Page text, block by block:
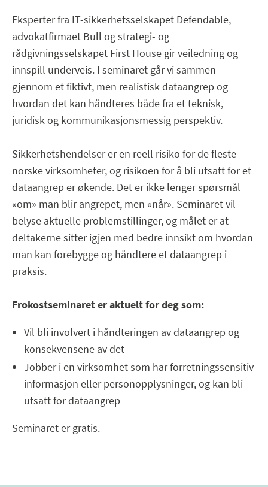
Eksperter fra IT-sikkerhetsselskapet Defendable,
advokatfirmaet Bull og strategi- og
rådgivningsselskapet First House gir veiledning og
innspill underveis. I seminaret går vi sammen
gjennom et fiktivt, men realistisk dataangrep og
hvordan det kan håndteres både fra et teknisk,
juridisk og kommunikasjonsmessig perspektiv.
Sikkerhetshendelser er en reell risiko for de fleste
norske virksomheter, og risikoen for å bli utsatt for et
dataangrep er økende. Det er ikke lenger spørsmål
«om» man blir angrepet, men «når». Seminaret vil
belyse aktuelle problemstillinger, og målet er at
deltakerne sitter igjen med bedre innsikt om hvordan
man kan forebygge og håndtere et dataangrep i
praksis.
Frokostseminaret er aktuelt for deg som:
Vil bli involvert i håndteringen av dataangrep og
konsekvensene av det
Jobber i en virksomhet som har forretningssensitiv
informasjon eller personopplysninger, og kan bli
utsatt for dataangrep
Seminaret er gratis.